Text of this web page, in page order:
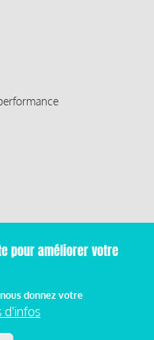
parCafffeine
d’utilisation et
pour améliorer votre
donnez votre
d'infos